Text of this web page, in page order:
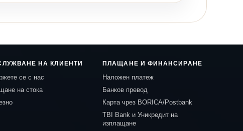
НА КЛИЕНТИ
се с нас
на стока
ПЛАЩАНЕ И ФИНАНСИРАНЕ
Наложен платеж
Банков превод
Карта чрез BORICA/Postbank
TBI Bank и Уникредит на
изплащане